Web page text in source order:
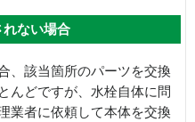
ない場合
、該当箇所のパーツを交換
んどですが、水栓自体に問
業者に依頼して本体を交換